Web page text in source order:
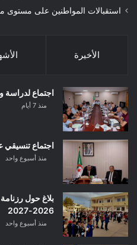
استقبالات المواطنين على مستوى
الأخيرة
اجتماع لدراسة
منذ 7 أيام
اجتماع تنسيقي
منذ أسبوع واحد
بلاغ حول
2026-2027
منذ أسبوع واحد